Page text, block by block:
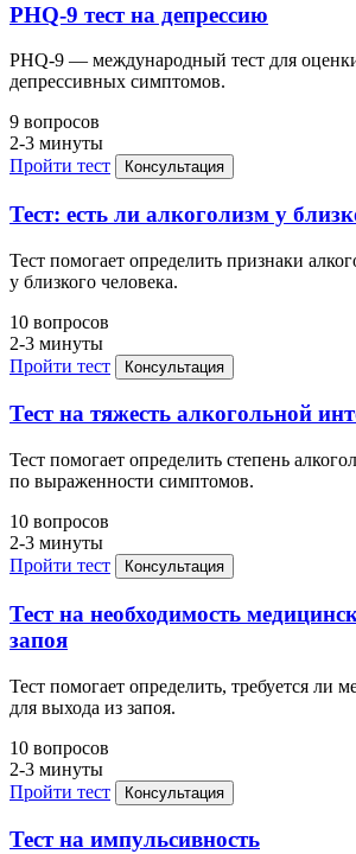
PHQ-9 тест на депрессию
PHQ-9 — международный тест для
депрессивных симптомов.
9 вопросов
2-3 минуты
Пройти тест
Консультация
Тест: есть ли алкоголизм у
Тест помогает определить признаки
у близкого человека.
10 вопросов
2-3 минуты
Пройти тест
Консультация
Тест на тяжесть алкогольной
Тест помогает определить степень
по выраженности симптомов.
10 вопросов
2-3 минуты
Пройти тест
Консультация
Тест на необходимость
запоя
Тест помогает определить, требуется ли
для выхода из запоя.
10 вопросов
2-3 минуты
Пройти тест
Консультация
Тест на импульсивность